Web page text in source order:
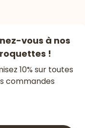
vous à nos
!
10% sur toutes
commandes